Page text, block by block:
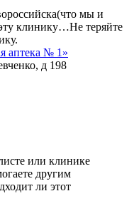
мы и
клинику…Не теряйте
аптека № 1 »
д 198
или клинике
другим
ли этот